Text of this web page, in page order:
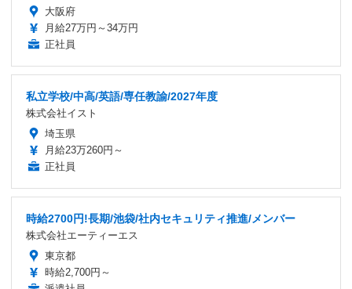
大阪府
月給27万円～34万円
正社員
私立学校/中高/英語/専任教諭/2027年度
株式会社イスト
埼玉県
月給23万260円～
正社員
時給2700円!長期/池袋/社内セキュリティ推進/メンバー
株式会社エーティーエス
東京都
時給2,700円～